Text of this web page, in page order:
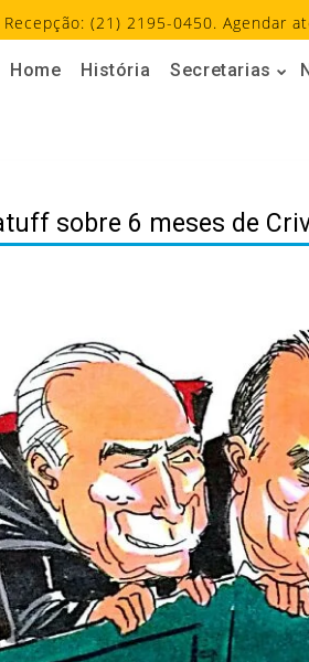
Recepção: (21) 2195-0450. Agendar
Home História Secretarias
sobre 6 meses de